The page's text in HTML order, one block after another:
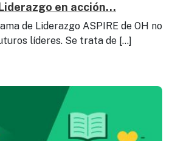
en acción...
de Liderazgo ASPIRE de OH no
líderes. Se trata de [...]